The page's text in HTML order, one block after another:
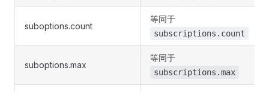
suboptions.count
等同于
subscriptions.count
suboptions.max
等同于
subscriptions.max